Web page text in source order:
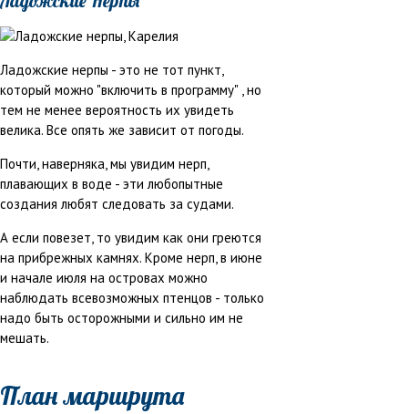
Ладожские нерпы - это не тот пункт,
который можно "включить в программу" , но
тем не менее вероятность их увидеть
велика. Все опять же зависит от погоды.
Почти, наверняка, мы увидим нерп,
плавающих в воде - эти любопытные
создания любят следовать за судами.
А если повезет, то увидим как они греются
на прибрежных камнях. Кроме нерп, в июне
и начале июля на островах можно
наблюдать всевозможных птенцов - только
надо быть осторожными и сильно им не
мешать.
План маршрута